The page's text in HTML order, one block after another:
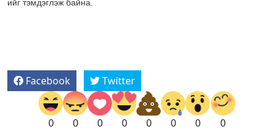
ийг тэмдэглэж байна.
Facebook Twitter
0 0 0 0 0 0 0 0